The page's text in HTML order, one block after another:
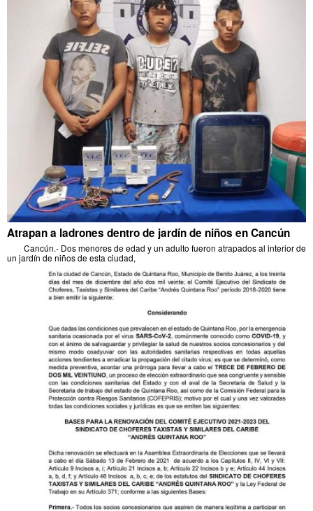
Atrapan a ladrones dentro de jardín de niños en Cancún
Cancún.- Dos menores de edad y un adulto fueron atrapados al interior de
un jardín de niños de esta ciudad,